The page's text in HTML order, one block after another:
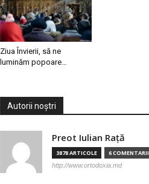
Ziua Învierii, să ne
luminăm popoare…
Autorii noștri
Preot Iulian Raţă
3878 ARTICOLE 6 COMENTARII
http://www.ortodoxia.md